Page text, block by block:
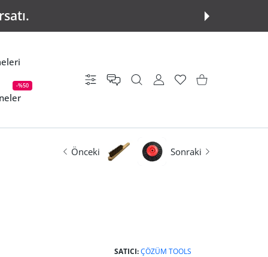
-%50 Ayarlar KULLANICI HESABI
istek listesiAlışveriş Sepeti
Önceki Sonraki
SATICI:ÇÖZÜM TOOLS